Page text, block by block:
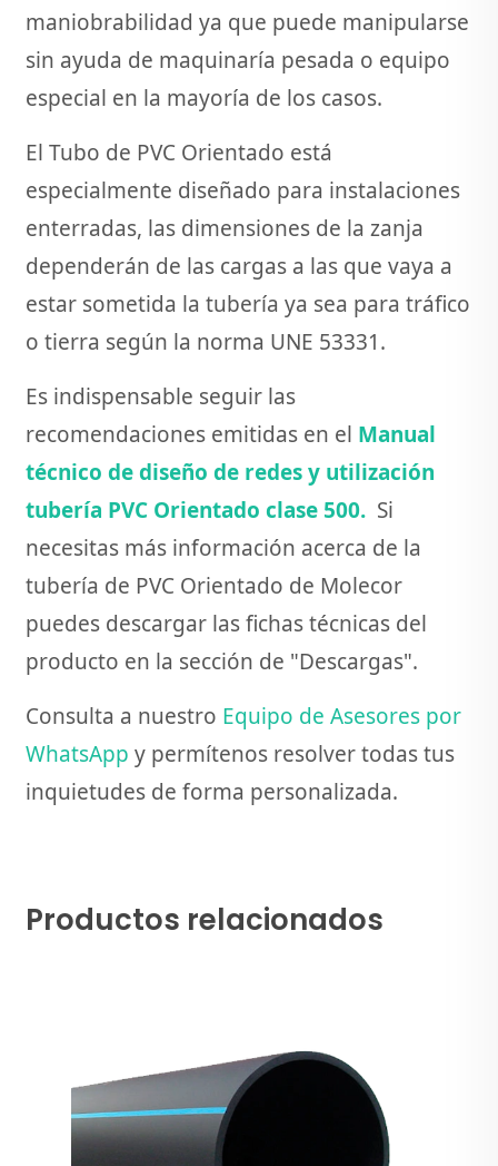
maniobrabilidad ya que puede manipularse
sin ayuda de maquinaría pesada o equipo
especial en la mayoría de los casos.
El Tubo de PVC Orientado está
especialmente diseñado para instalaciones
enterradas, las dimensiones de la zanja
dependerán de las cargas a las que vaya a
estar sometida la tubería ya sea para tráfico
o tierra según la norma UNE 53331.
Es indispensable seguir las
recomendaciones emitidas en el Manual
técnico de diseño de redes y utilización
tubería PVC Orientado clase 500. Si
necesitas más información acerca de la
tubería de PVC Orientado de Molecor
puedes descargar las fichas técnicas del
producto en la sección de "Descargas".
Consulta a nuestro Equipo de Asesores por
WhatsApp y permítenos resolver todas tus
inquietudes de forma personalizada.
Productos relacionados